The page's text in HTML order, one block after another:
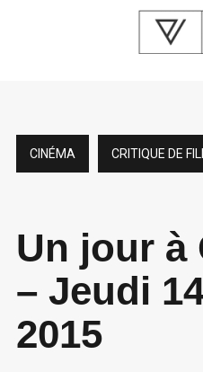
CINÉMA CRITIQUE DE
Un jour à
– Jeudi
2015